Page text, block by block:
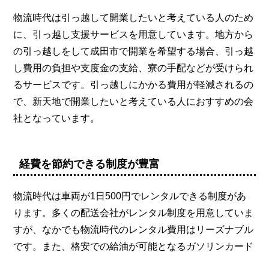
物流時代は引っ越して開業したいと考えている人のため
に、引っ越し支援サービスを用意しています。地方から
の引っ越しをして成田市で開業を希望する場合、引っ越
し費用の負担や支度金の支給、寮の手配などが受けられ
るサービスです。引っ越しにかかる費用が軽減されるの
で、新天地で開業したいと考えている人におすすめの会
社となっています。
経費を節約できる制度が豊富
物流時代は車両が1日500円でレンタルできる制度があ
ります。多くの配送会社がレンタル制度を用意していま
すが、なかでも物流時代のレンタル費用はリーズナブル
です。また、格安での給油が可能となるガソリンカード